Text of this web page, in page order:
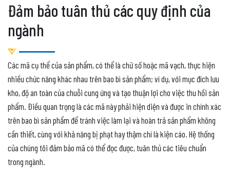
Đảm bảo tuân thủ các quy định của
ngành
Các mã cụ thể của sản phẩm, có thể là chữ số hoặc mã vạch, thực hiện
nhiều chức năng khác nhau trên bao bì sản phẩm; ví dụ, với mục đích lưu
kho, độ an toàn của chuỗi cung ứng và tạo thuận lợi cho việc thu hồi sản
phẩm. Điều quan trọng là các mã này phải hiện diện và được in chính xác
trên bao bì sản phẩm để tránh việc làm lại và hoàn trả sản phẩm không
cần thiết, cùng với khả năng bị phạt hay thậm chí là kiện cáo. Hệ thống
của chúng tôi đảm bảo mã có thể đọc được, tuân thủ các tiêu chuẩn
trong ngành.